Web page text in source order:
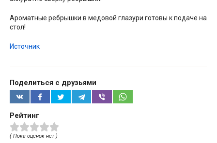
Ароматные ребрышки в медовой глазури готовы к подаче на
стол!
Источник
Поделиться с друзьями
Рейтинг
( Пока оценок нет )